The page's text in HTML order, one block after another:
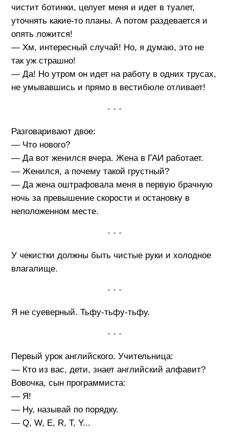
чистит ботинки, целует меня и идет в туалет,
уточнять какие-то планы. А потом раздевается и
опять ложится!
— Хм, интересный случай! Но, я думаю, это не
так уж страшно!
— Да! Но утром он идет на работу в одних трусах,
не умывавшись и прямо в вестибюле отливает!
• • •
Разговаривают двое:
— Что нового?
— Да вот женился вчера. Жена в ГАИ работает.
— Женился, а почему такой грустный?
— Да жена оштрафовала меня в первую брачную
ночь за превышение скорости и остановку в
неположенном месте.
• • •
У чекистки должны быть чистые руки и холодное
влагалище.
• • •
Я не суеверный. Тьфу-тьфу-тьфу.
• • •
Первый урок английского. Учительница:
— Кто из вас, дети, знает английский алфавит?
Вовочка, сын программиста:
— Я!
— Ну, называй по порядку.
— Q, W, E, R, T, Y...